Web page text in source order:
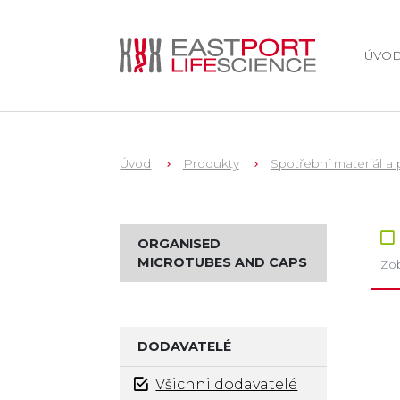
Úvod Produkty Spotřební materiál a
ORGANISED
MICROTUBES AND CAPS
DODAVATELÉ
Všichni dodavatelé